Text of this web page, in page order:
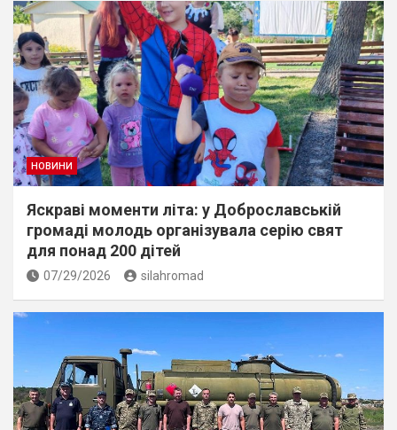
НОВИНИ
Яскраві моменти літа: у Доброславській
громаді молодь організувала серію свят
для понад 200 дітей
07/29/2026 silahromad